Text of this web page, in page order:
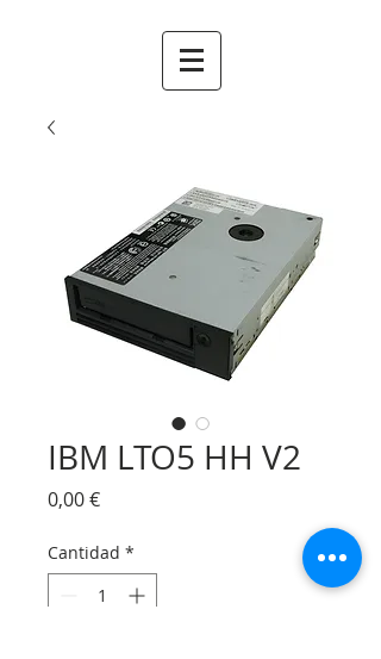
IBM LTO5 HH V2
0,00 €Precio
Cantidad *